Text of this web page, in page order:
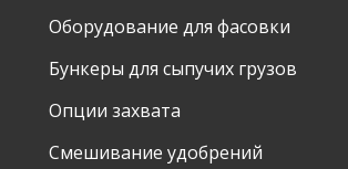
Оборудование для фасовки
Бункеры для сыпучих грузов
Опции захвата
Смешивание удобрений